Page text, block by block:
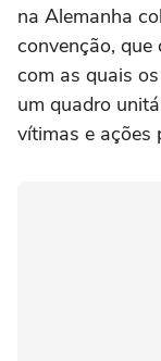
na Alemanha
convenção,
com as quais
um quadro
vítimas e ações